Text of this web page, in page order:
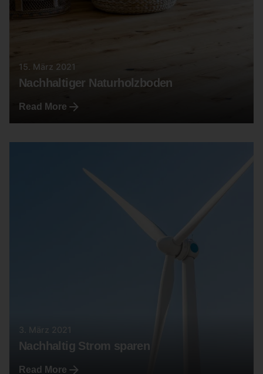
15. März 2021
Nachhaltiger Naturholzboden
Read More
3. März 2021
Nachhaltig Strom sparen
Read More